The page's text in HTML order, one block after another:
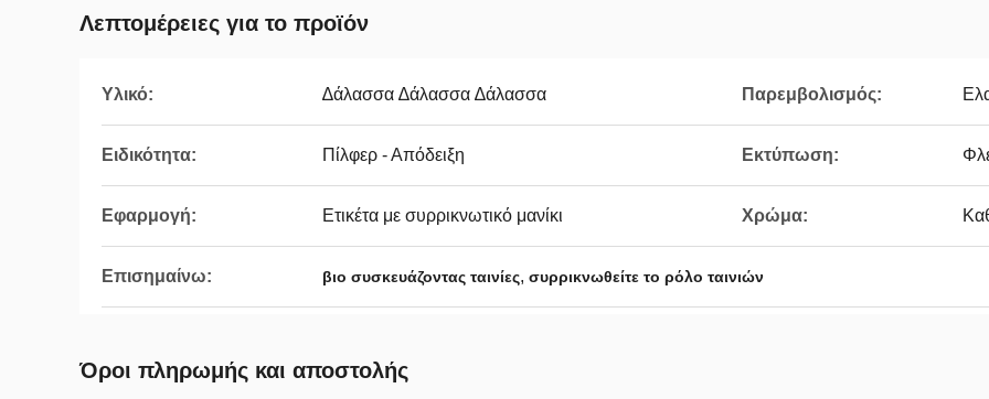
Λεπτομέρειες για το προϊόν
Υλικό: ∆άλασσα ∆άλασσα ∆άλασσα Παρεμβολισμός:
Ειδικότητα: Πίλφερ - Απόδειξη Εκτύπωση:
Εφαρμογή: Ετικέτα με συρρικνωτικό μανίκι Χρώμα:
Επισημαίνω: βιο συσκευάζοντας ταινίες, συρρικνωθείτε το ρόλο ταινιών
Όροι πληρωμής και αποστολής